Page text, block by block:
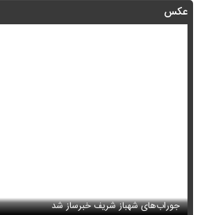
عکس
جوراب‌های شهباز شریف خبرساز شد